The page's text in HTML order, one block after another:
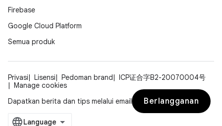
Firebase
Google Cloud Platform
Semua produk
Privasi Lisensi Pedoman brand
ICP证合字B2-20070004号
Manage cookies
Dapatkan berita dan tips melalui email
Berlangganan